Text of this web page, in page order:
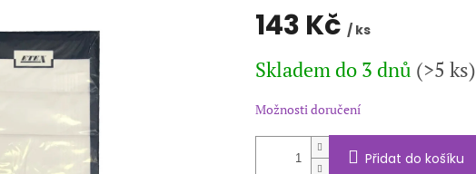
143 Kč / ks
cena:
Skladem do 3 dnů (>5 ks)
Možnosti doručení
Přidat do košíku